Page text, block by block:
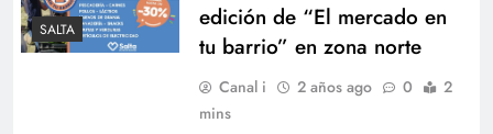
SALTA
edición de “El mercado en
tu barrio” en zona norte
Canal i 2 años ago 0
2
mins